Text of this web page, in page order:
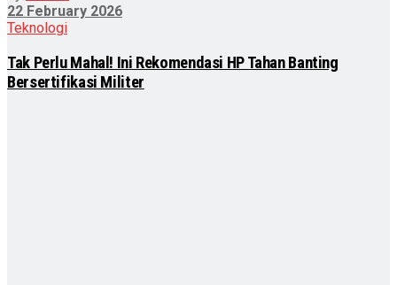
22 February 2026
Teknologi
Tak Perlu Mahal! Ini Rekomendasi HP Tahan Banting
Bersertifikasi Militer